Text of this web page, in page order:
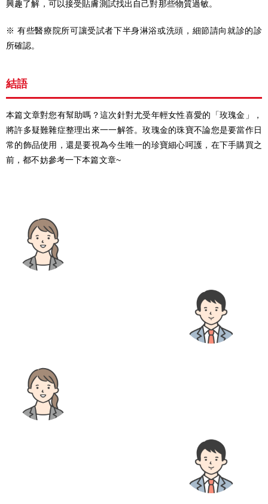
興趣了解，可以接受貼膚測試找出自己對那些物質過敏。
※ 有些醫療院所可讓受試者下半身淋浴或洗頭，細節請向就診的診
所確認。
結語
本篇文章對您有幫助嗎？這次針對尤受年輕女性喜愛的「玫瑰金」，
將許多疑難雜症整理出來一一解答。玫瑰金的珠寶不論您是要當作日
常的飾品使用，還是要視為今生唯一的珍寶細心呵護，在下手購買之
前，都不妨參考一下本篇文章~